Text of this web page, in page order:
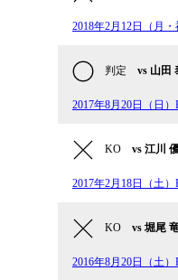
2018年2月12日（月
判定 vs 山田
2017年8月20日（日
KO vs 江川
2017年2月18日（土）
KO vs 堀尾
2016年8月20日（土